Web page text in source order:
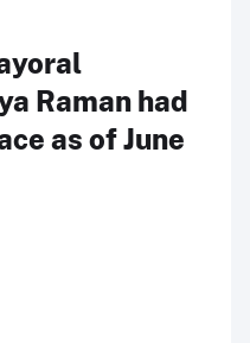
Raman had
as of June